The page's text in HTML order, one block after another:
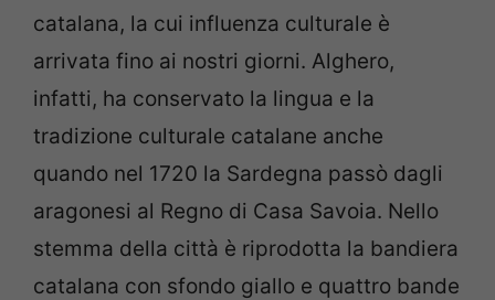
catalana, la cui influenza culturale è
arrivata fino ai nostri giorni. Alghero,
infatti, ha conservato la lingua e la
tradizione culturale catalane anche
quando nel 1720 la Sardegna passò dagli
aragonesi al Regno di Casa Savoia. Nello
stemma della città è riprodotta la bandiera
catalana con sfondo giallo e quattro bande